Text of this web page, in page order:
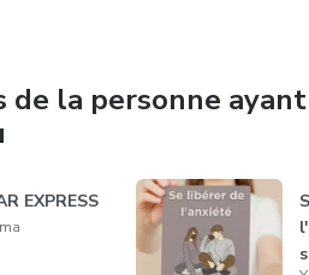
la personne ayant
EXPRESS